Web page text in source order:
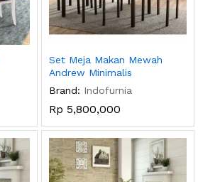
Set Meja Makan Mewah
Andrew Minimalis
Brand: Indofurnia
Rp 5,800,000